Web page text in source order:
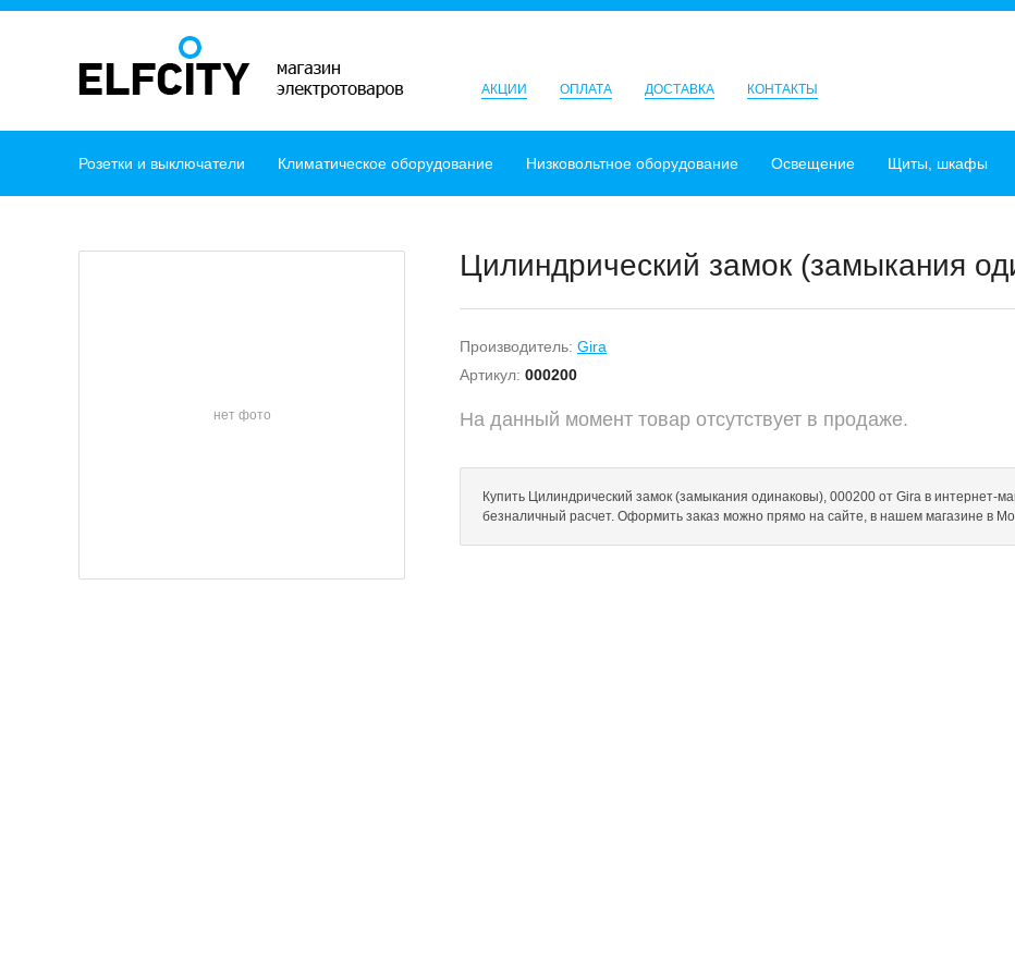
АКЦИИ ОПЛАТА ДОСТАВКА КОНТАКТЫ
Розетки и выключатели Климатическое оборудование Низковольтное оборудование Освещение Щиты, шкафы
нет фото
Цилиндрический замок (замыкания
Производитель: Gira
Артикул: 000200
На данный момент товар отсутствует в продаже.
Купить Цилиндрический замок (замыкания одинаковы), 000200 от Gira в интернет-
безналичный расчет. Оформить заказ можно прямо на сайте, в нашем магазине в